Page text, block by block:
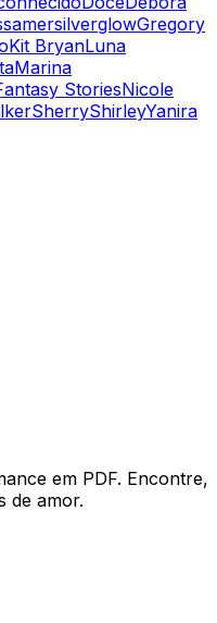
Gregory
Kit BryanLuna
Marina
StoriesNicole
SherryShirleyYanira
em PDF. Encontre,
de amor.